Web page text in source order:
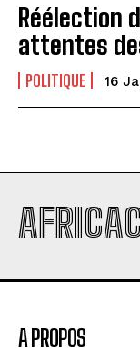
Réélection
attentes
POLITIQUE 16
A PROPOS